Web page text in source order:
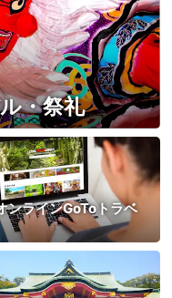
・祭礼
ンラインGoToトラベ